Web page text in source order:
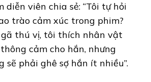
diễn viên chia sẻ: “Tôi tự hỏi
trào cảm xúc trong phim?
thú vị, tôi thích nhân vật
cảm cho hắn, nhưng
sẽ phải ghê sợ hắn ít nhiều”.